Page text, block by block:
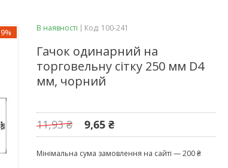
В наявності Код: 100-241
Гачок одинарний на
торговельну сітку 250 мм D4
мм, чорний
11,93 ₴ 9,65 ₴
Мінімальна сума замовлення на сайті — 200 ₴